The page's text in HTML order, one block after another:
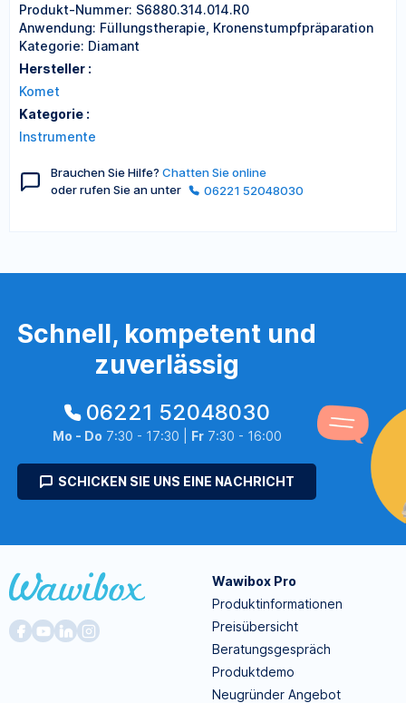
Produkt-Nummer: S6880.314.014.R0
Anwendung: Füllungstherapie, Kronenstumpfpräparation
Kategorie: Diamant
Hersteller :
Komet
Kategorie :
Instrumente
Brauchen Sie Hilfe? Chatten Sie online
oder rufen Sie an unter
06221 52048030
Schnell, kompetent und
zuverlässig
06221 52048030
Mo - Do 7:30 - 17:30 | Fr7:30 - 16:00
SCHICKEN SIE UNS EINE NACHRICHT
Wawibox Pro
Produktinformationen
Preisübersicht
Beratungsgespräch
Produktdemo
Neugründer Angebot